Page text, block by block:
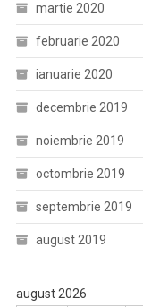
martie 2020
februarie 2020
ianuarie 2020
decembrie 2019
noiembrie 2019
octombrie 2019
septembrie 2019
august 2019
august 2026